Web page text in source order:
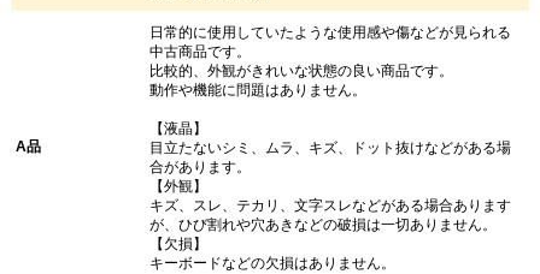
A品
日常的に使用していたような使用感や傷などが見られる
中古商品です。
比較的、外観がきれいな状態の良い商品です。
動作や機能に問題はありません。
【液晶】
目立たないシミ、ムラ、キズ、ドット抜けなどがある場
合があります。
【外観】
キズ、スレ、テカリ、文字スレなどがある場合あります
が、ひび割れや穴あきなどの破損は一切ありません。
【欠損】
キーボードなどの欠損はありません。